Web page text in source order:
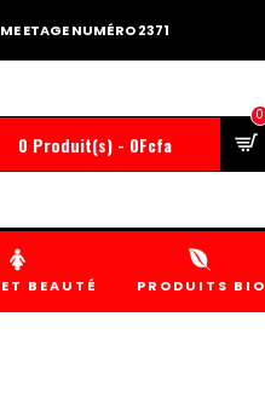
ETAGE NUMÉRO 2371
0 Produit(s) - 0Fcfa
0
BEAUTÉ PRODUITS BIO